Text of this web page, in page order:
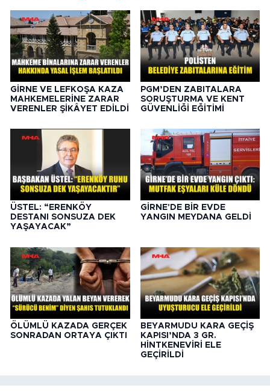
GİRNE VE LEFKOŞA KAZA
MAHKEMELERİNE ZARAR
VERENLER ŞİKÂYET EDİLDİ
PGM’DEN ZABITALARA
SORUŞTURMA VE KENT
GÜVENLİĞİ EĞİTİMİ
ÜSTEL: “ERENKÖY
DESTANI SONSUZA DEK
YAŞAYACAK”
GİRNE'DE BİR EVDE
YANGIN MEYDANA GELDİ
ÖLÜMLÜ KAZADA GERÇEK
SONRADAN ORTAYA ÇIKTI
BEYARMUDU KARA GEÇİŞ
KAPISI’NDA 3 GR.
HİNTKENEVİRİ ELE
GEÇİRİLDİ